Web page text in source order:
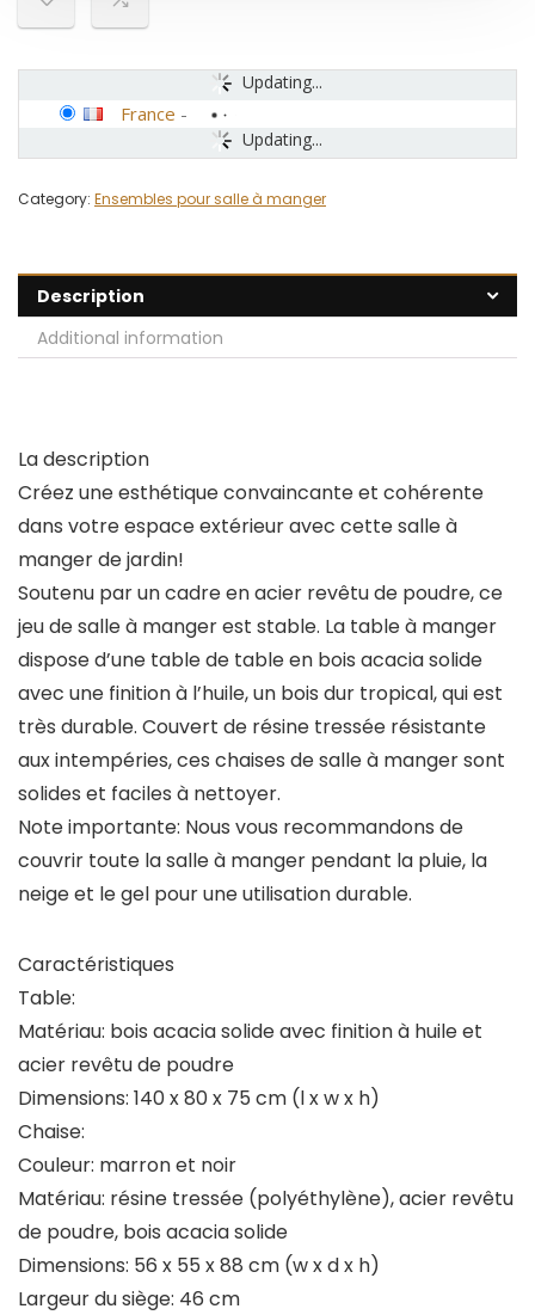
Updating...
Updating...
France -
Category: Ensembles pour salle à manger
Description
Additional information
La description
Créez une esthétique convaincante et cohérente
dans votre espace extérieur avec cette salle à
manger de jardin!
Soutenu par un cadre en acier revêtu de poudre, ce
jeu de salle à manger est stable. La table à manger
dispose d’une table de table en bois acacia solide
avec une finition à l’huile, un bois dur tropical, qui est
très durable. Couvert de résine tressée résistante
aux intempéries, ces chaises de salle à manger sont
solides et faciles à nettoyer.
Note importante: Nous vous recommandons de
couvrir toute la salle à manger pendant la pluie, la
neige et le gel pour une utilisation durable.
Caractéristiques
Table:
Matériau: bois acacia solide avec finition à huile et
acier revêtu de poudre
Dimensions: 140 x 80 x 75 cm (l x w x h)
Chaise:
Couleur: marron et noir
Matériau: résine tressée (polyéthylène), acier revêtu
de poudre, bois acacia solide
Dimensions: 56 x 55 x 88 cm (w x d x h)
Largeur du siège: 46 cm